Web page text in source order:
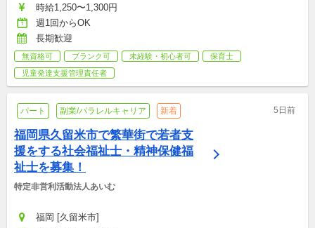
時給1,250〜1,300円
週1回からOK
長期歓迎
無資格可 ブランク可 未経験・初心者可
保育士
児童発達支援管理責任者
パート 副業/パラレルキャリア 新着 5日前
福岡県久留米市で繁華街で若者支
援をする社会福祉士・精神保健福
祉士を募集！
特定非営利活動法人あいむ
福岡 [久留米市]